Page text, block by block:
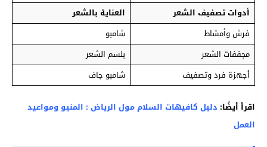
أدوات تصفيف الشعر
العناية بالشعر
فرش وأمشاط
شامبو
مجففات الشعر
بلسم الشعر
أجهزة فرد وتصفيف
شامبو جاف
اقرأ أيضًا: دليل كافيهات السلام مول الرياض : المنيو ومواعيد
العمل